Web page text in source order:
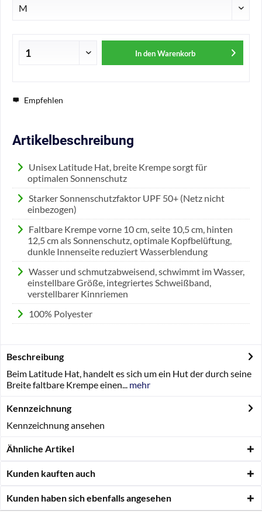
In den Warenkorb
Empfehlen
Artikelbeschreibung
Unisex Latitude Hat, breite Krempe sorgt für
optimalen Sonnenschutz
Starker Sonnenschutzfaktor UPF 50+ (Netz nicht
einbezogen)
Faltbare Krempe vorne 10 cm, seite 10,5 cm, hinten
12,5 cm als Sonnenschutz, optimale Kopfbelüftung,
dunkle Innenseite reduziert Wasserblendung
Wasser und schmutzabweisend, schwimmt im Wasser,
einstellbare Größe, integriertes Schweißband,
verstellbarer Kinnriemen
100% Polyester
Beschreibung
Beim Latitude Hat, handelt es sich um ein Hut der durch seine
Breite faltbare Krempe einen... mehr
Kennzeichnung
Kennzeichnung ansehen
Ähnliche Artikel
Kunden kauften auch
Kunden haben sich ebenfalls angesehen